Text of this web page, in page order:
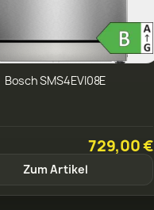
Bosch SMS4EVI08E
729,00 €
Zum Artikel